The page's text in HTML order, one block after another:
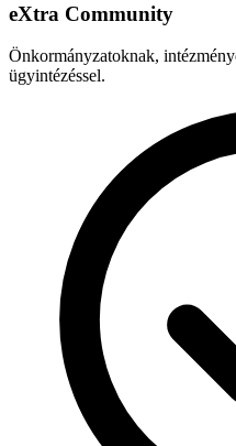
eXtra Community
Önkormányzatoknak,
ügyintézéssel.